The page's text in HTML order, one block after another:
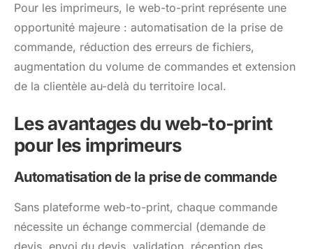
Pour les imprimeurs, le web-to-print représente une
opportunité majeure : automatisation de la prise de
commande, réduction des erreurs de fichiers,
augmentation du volume de commandes et extension
de la clientèle au-delà du territoire local.
Les avantages du web-to-print
pour les imprimeurs
Automatisation de la prise de commande
Sans plateforme web-to-print, chaque commande
nécessite un échange commercial (demande de